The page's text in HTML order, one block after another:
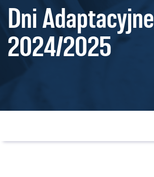
Dni Adaptacyjne
2024/2025